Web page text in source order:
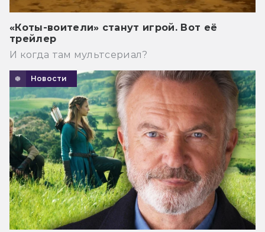
«Коты-воители» станут игрой. Вот её
трейлер
И когда там мультсериал?
Новости